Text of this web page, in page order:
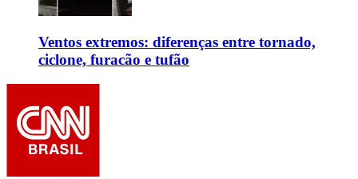
Ventos extremos: diferenças entre tornado,
ciclone, furacão e tufão